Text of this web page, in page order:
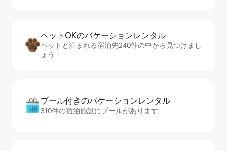
ペットOKのバ⁠ケ⁠ー⁠シ⁠ョ⁠ンレ⁠ン⁠タ⁠ル
ペットと泊まれる宿泊先240件の中から見つけまし
ょう
プール付きのバ⁠ケ⁠ー⁠シ⁠ョ⁠ンレ⁠ン⁠タ⁠ル
310件の宿泊施設にプールがあります